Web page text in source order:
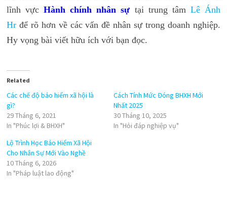
lĩnh vựcHành chính nhân sự tại trung tâm Lê Ánh
Hr để rõ hơn về các vấn đề nhân sự trong doanh nghiệp.
Hy vọng bài viết hữu ích với bạn đọc.
Related
Các chế độ bảo hiểm xã hội là
gì?
29 Tháng 6, 2021
In "Phúc lợi & BHXH"
Cách Tính Mức Đóng BHXH Mới
Nhất 2025
30 Tháng 10, 2025
In "Hỏi đáp nghiệp vụ"
Lộ Trình Học Bảo Hiểm Xã Hội
Cho Nhân Sự Mới Vào Nghề
10 Tháng 6, 2026
In "Pháp luật lao động"